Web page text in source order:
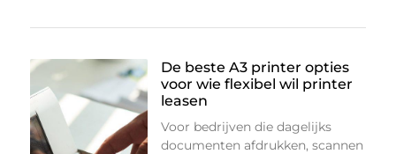
De beste A3 printer opties
voor wie flexibel wil printer
leasen
Voor bedrijven die dagelijks
documenten afdrukken, scannen